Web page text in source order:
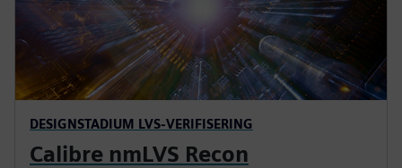
DESIGNSTADIUM LVS-VERIFISERING
Calibre nmLVS Recon